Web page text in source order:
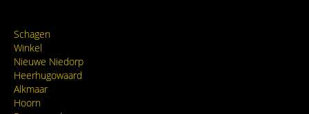
Schagen
Winkel
Nieuwe Niedorp
Heerhugowaard
Alkmaar
Hoorn